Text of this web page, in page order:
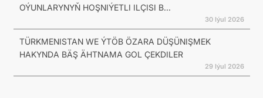
OÝUNLARYNYŇ HOŞNIÝETLI ILÇISI B...
30 Iýul 2026
TÜRKMENISTAN WE ÝTÖB ÖZARA DÜŞÜNIŞMEK
HAKYNDA BÄŞ ÄHTNAMA GOL ÇEKDILER
29 Iýul 2026